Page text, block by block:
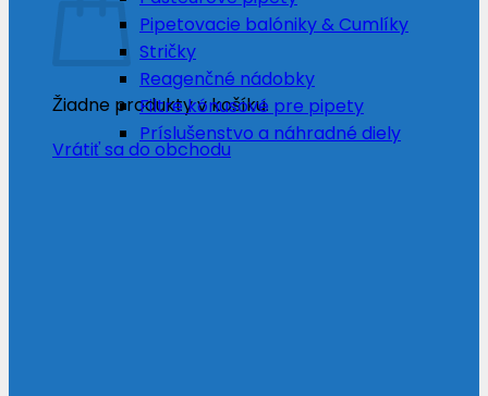
Žiadne produkty v košíku.
Vrátiť sa do obchodu
Pipetovacie balóniky & Cumlíky
Stričky
Reagenčné nádobky
Filtre kónusové pre pipety
Príslušenstvo a náhradné diely